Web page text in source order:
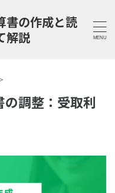
書の作成と読
解説
>
調整：受取利